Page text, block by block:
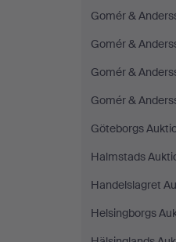
Gomér &
Gomér &
Gomér &
Gomér &
Göteborgs
Halmstads
Handelslagret
Helsingborgs